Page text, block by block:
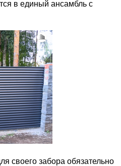
в единый ансамбль с
своего забора обязательно